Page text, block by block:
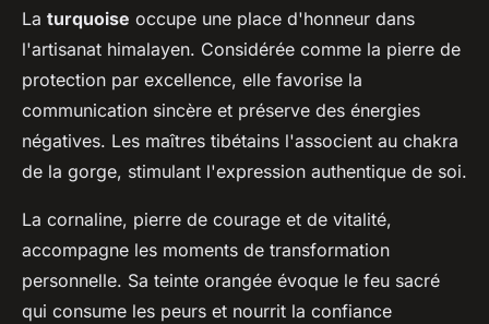
La turquoise occupe une place d'honneur dans
l'artisanat himalayen. Considérée comme la pierre de
protection par excellence, elle favorise la
communication sincère et préserve des énergies
négatives. Les maîtres tibétains l'associent au chakra
de la gorge, stimulant l'expression authentique de soi.
La cornaline, pierre de courage et de vitalité,
accompagne les moments de transformation
personnelle. Sa teinte orangée évoque le feu sacré
qui consume les peurs et nourrit la confiance